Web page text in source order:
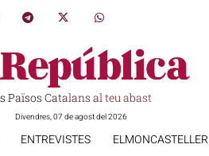
Països Catalans al teu abast
Divendres, 07 de agost del 2026
ENTREVISTES ELMONCASTELLER